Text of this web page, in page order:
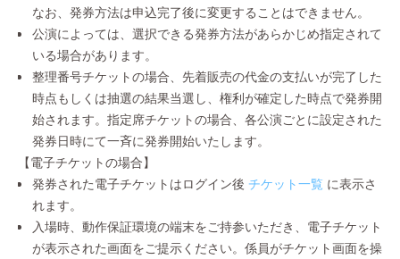
なお、発券方法は申込完了後に変更することはできません。
公演によっては、選択できる発券方法があらかじめ指定されて
いる場合があります。
整理番号チケットの場合、先着販売の代金の支払いが完了した
時点もしくは抽選の結果当選し、権利が確定した時点で発券開
始されます。指定席チケットの場合、各公演ごとに設定された
発券日時にて一斉に発券開始いたします。
【電子チケットの場合】
発券された電子チケットはログイン後 チケット一覧 に表示さ
れます。
入場時、動作保証環境の端末をご持参いただき、電子チケット
が表示された画面をご提示ください。係員がチケット画面を操